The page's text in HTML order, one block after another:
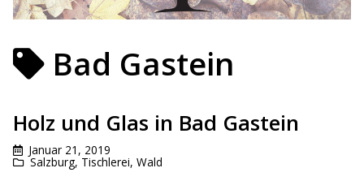
Bad Gastein
Holz und Glas in Bad Gastein
Januar 21, 2019
Salzburg, Tischlerei, Wald